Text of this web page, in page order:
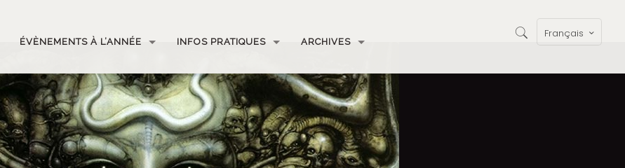
ÉVÈNEMENTS À L’ANNÉE INFOS PRATIQUES ARCHIVES
Français